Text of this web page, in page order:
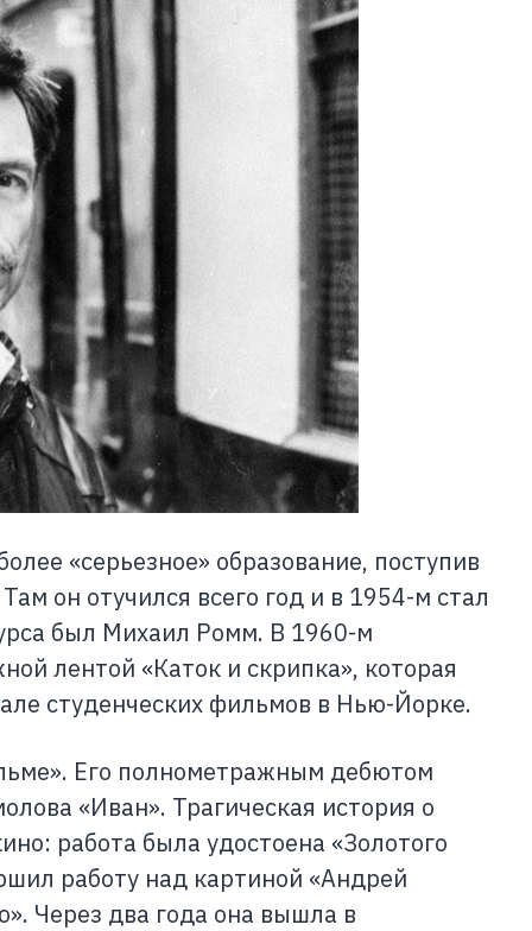
«серьезное» образование, поступив
он отучился всего год и в 1954-м стал
был Михаил Ромм. В 1960-м
лентой «Каток и скрипка», которая
студенческих фильмов в Нью-Йорке.
Его полнометражным дебютом
«Иван». Трагическая история о
работа была удостоена «Золотого
работу над картиной «Андрей
Через два года она вышла в